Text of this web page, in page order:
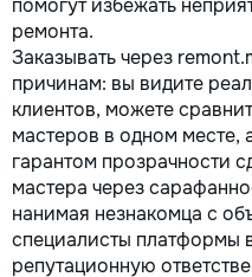
помогут избежать
ремонта.
Заказывать через
причинам: вы видите
клиентов, можете
мастеров в одном месте,
гарантом прозрачности
мастера через
нанимая незнакомца с
специалисты платформы
репутационную